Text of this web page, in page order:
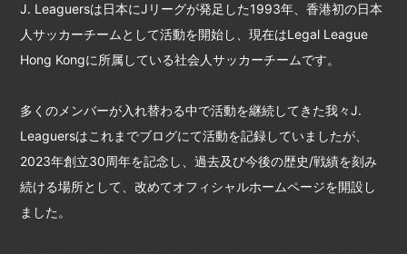
J. Leaguersは日本にJリーグが発足した1993年、香港初の日本
人サッカーチームとして活動を開始し、現在はLegal League
Hong Kongに所属している社会人サッカーチームです。
多くのメンバーが入れ替わる中で活動を継続してきた我々J.
Leaguersはこれまでブログにて活動を記録していましたが、
2023年創立30周年を記念し、過去及び今後の歴史/戦績を刻み
続ける場所として、改めてオフィシャルホームページを開設し
ました。